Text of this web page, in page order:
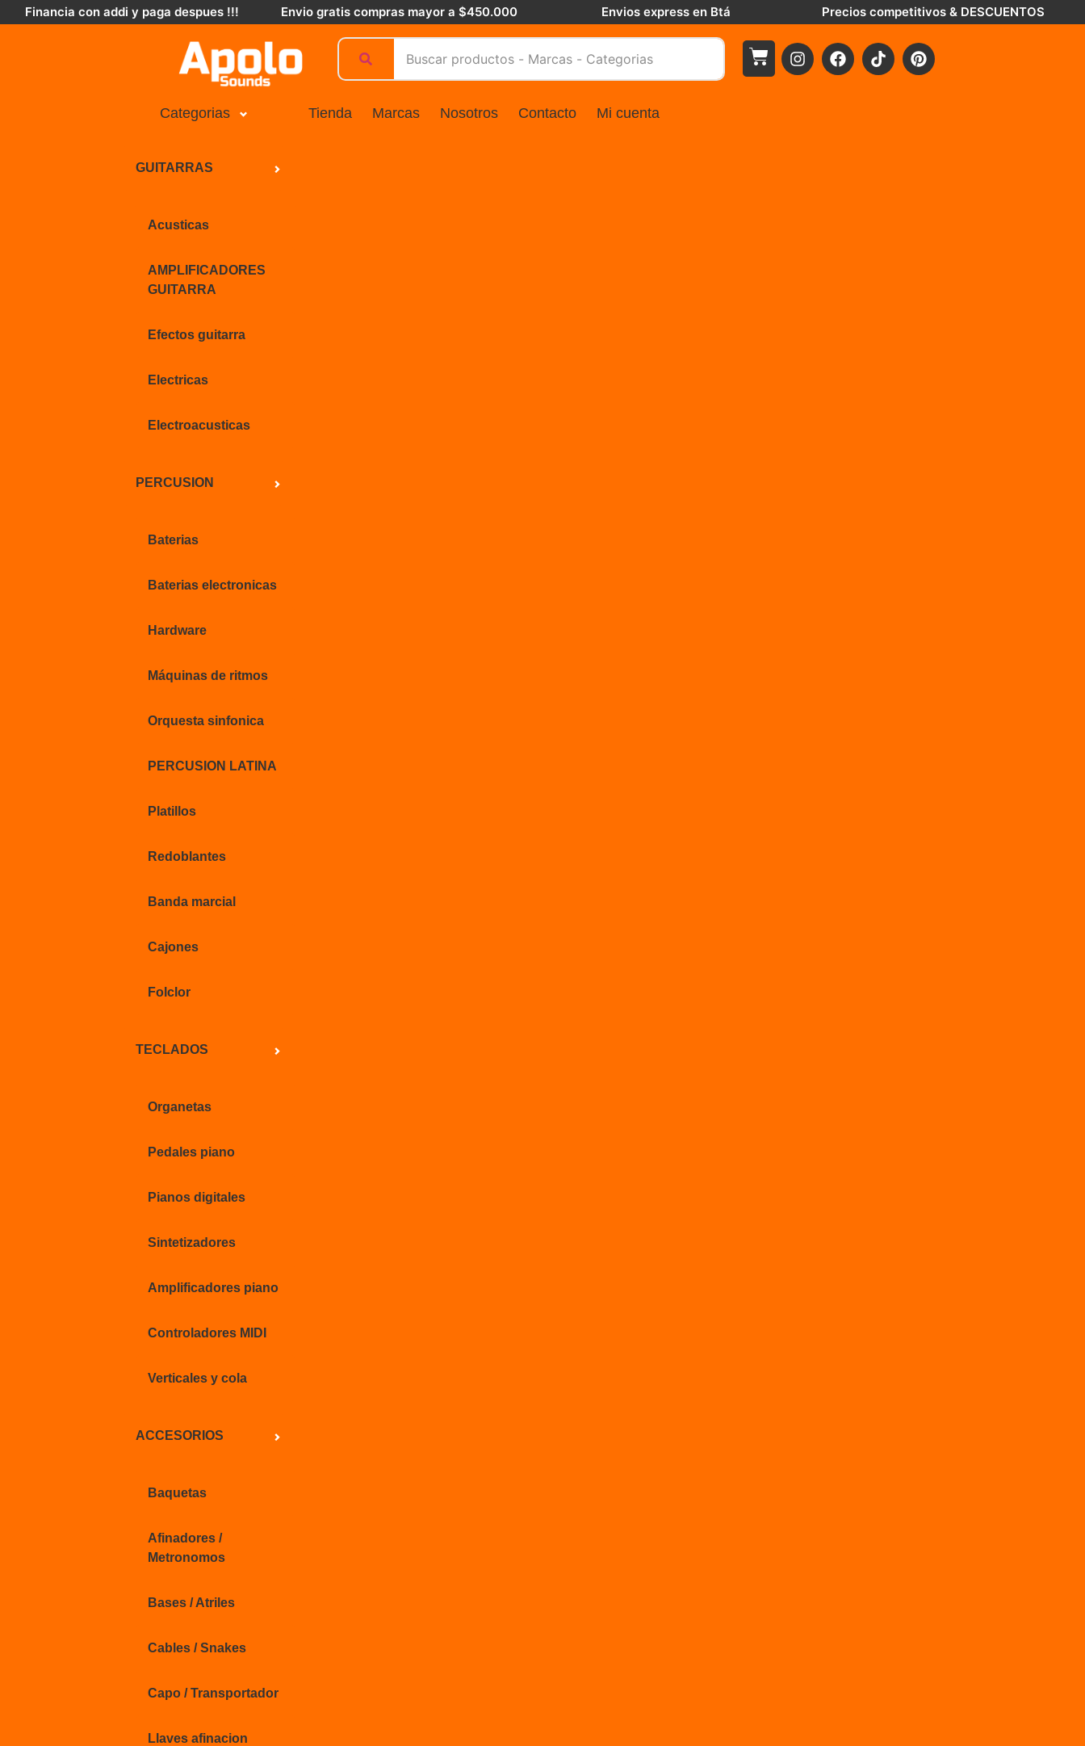
Financia con addi y paga despues !!! Envio gratis compras mayor a $450.000 Envios express en Btá Precios competitivos & DESCUENTOS
Categorias
GUITARRAS
Acusticas
AMPLIFICADORES
GUITARRA
Efectos guitarra
Electricas
Electroacusticas
PERCUSION
Baterias
Baterias electronicas
Hardware
Máquinas de ritmos
Orquesta sinfonica
PERCUSION LATINA
Platillos
Redoblantes
Banda marcial
Cajones
Folclor
TECLADOS
Organetas
Pedales piano
Pianos digitales
Sintetizadores
Amplificadores piano
Controladores MIDI
Verticales y cola
ACCESORIOS
Baquetas
Afinadores /
Metronomos
Bases / Atriles
Cables / Snakes
Capo / Transportador
Llaves afinacion
Tienda Marcas Nosotros Contacto Mi cuenta